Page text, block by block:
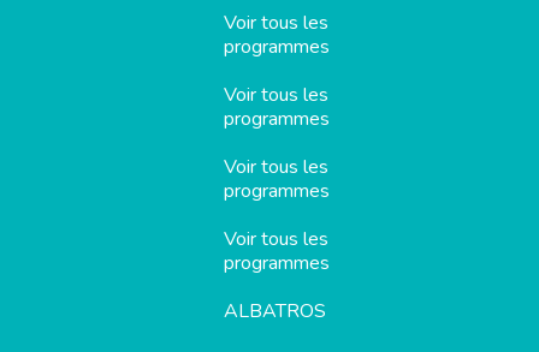
Voir tous les
programmes
Voir tous les
programmes
Voir tous les
programmes
Voir tous les
programmes
ALBATROS